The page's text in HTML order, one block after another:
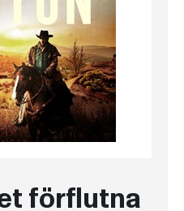
förflutna